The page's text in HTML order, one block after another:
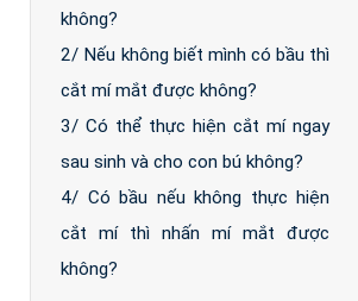
không?
2/ Nếu không biết mình có bầu thì
cắt mí mắt được không?
3/ Có thể thực hiện cắt mí ngay
sau sinh và cho con bú không?
4/ Có bầu nếu không thực hiện
cắt mí thì nhấn mí mắt được
không?